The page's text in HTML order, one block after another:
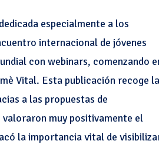
especialmente a los
internacional de jóvenes
con webinars, comenzando
Vital. Esta publicación recoge
a las propuestas de
valoraron muy positivamente el
la importancia vital de